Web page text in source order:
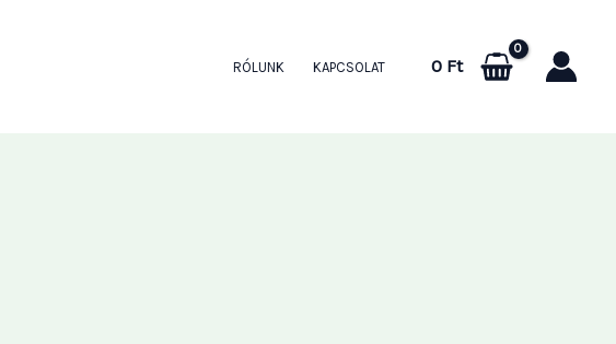
RÓLUNK KAPCSOLAT 0 Ft